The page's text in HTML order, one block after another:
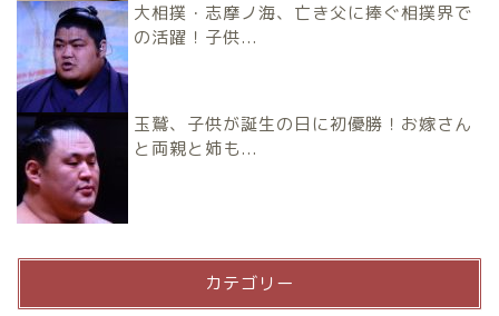
大相撲・志摩ノ海、亡き父に捧ぐ相撲界で
の活躍！子供...
玉鷲、子供が誕生の日に初優勝！お嫁さん
と両親と姉も...
カテゴリー